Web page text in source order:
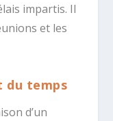
impartis. Il
et les
du temps
d’un